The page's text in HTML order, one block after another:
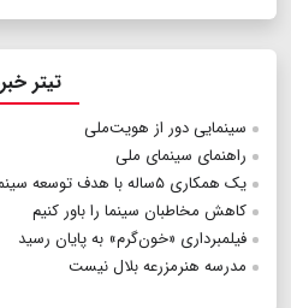
تیتر
سینمایی دور از هویت‌ملی
راهنمای سینمای ملی
یک همکاری ۵ساله با هدف توسعه سینمای کودک
کاهش مخاطبان سینما را باور کنیم
فیلمبرداری «خون‌گرم» به پایان رسید
مدرسه هنرمزرعه بلال نیست